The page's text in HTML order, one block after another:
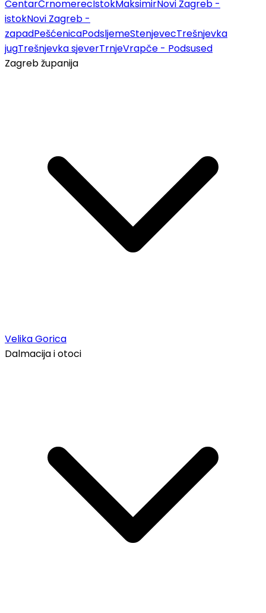
CentarČrnomerecIstokMaksimirNovi Zagreb -
istokNovi Zagreb -
zapadPešćenicaPodsljemeStenjevecTrešnjevka
jugTrešnjevka sjeverTrnjeVrapče - Podsused
Zagreb županija
Velika Gorica
Dalmacija i otoci